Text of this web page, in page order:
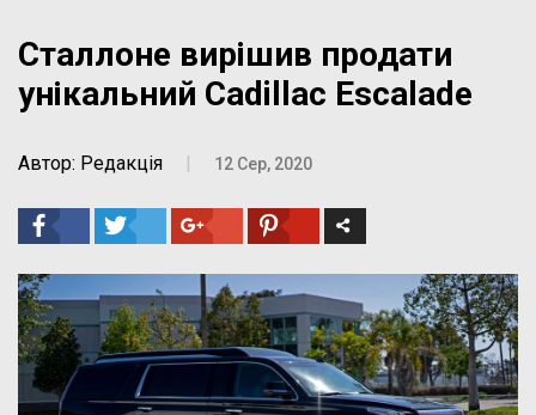
Сталлоне вирішив продати
унікальний Cadillac Escalade
Автор: Редакція 12 Сер, 2020